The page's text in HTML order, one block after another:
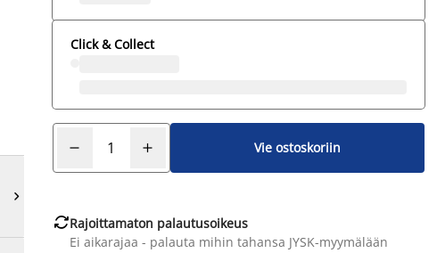

Click & Collect
Vie ostoskoriin
Rajoittamaton palautusoikeus
Ei aikarajaa - palauta mihin tahansa JYSK-myymälään